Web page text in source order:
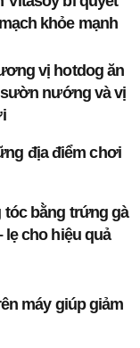
khỏe mạnh
vị hotdog ăn
nướng và vị
địa điểm chơi
bằng trứng gà
lẹ cho hiệu quả
máy giúp giảm